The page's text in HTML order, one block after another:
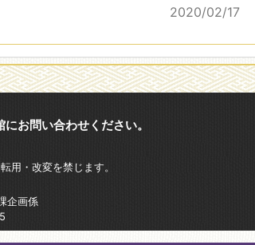
2020/02/17
お問い合わせください。
用・改変を禁じます。
企画係